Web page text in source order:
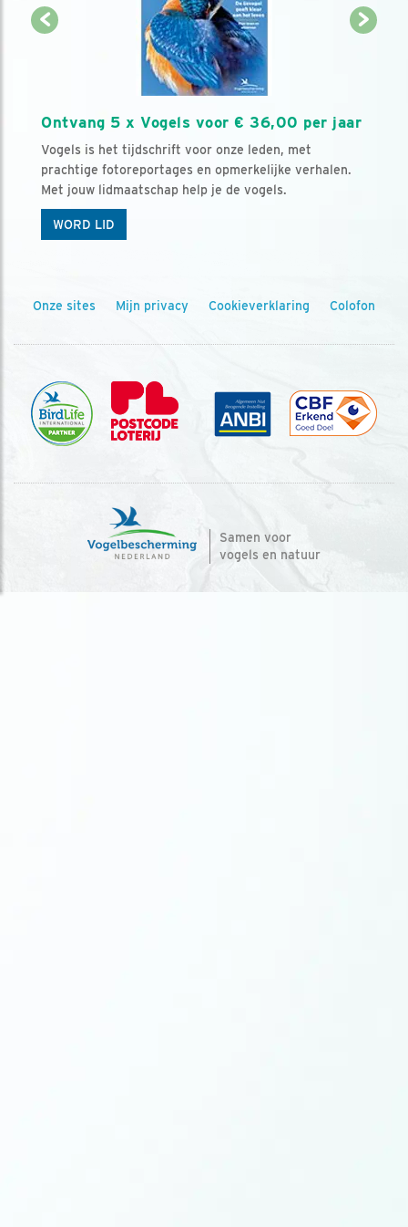
Ontvang 5 x Vogels voor € 36,00 per jaar
Vogels is het tijdschrift voor onze leden, met
prachtige fotoreportages en opmerkelijke verhalen.
Met jouw lidmaatschap help je de vogels.
WORD LID
Onze sites Mijn privacy Cookieverklaring Colofon
Samen voor
vogels en natuur